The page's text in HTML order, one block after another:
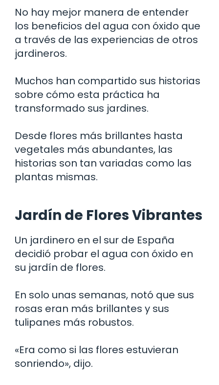
No hay mejor manera de entender
los beneficios del agua con óxido que
a través de las experiencias de otros
jardineros.
Muchos han compartido sus historias
sobre cómo esta práctica ha
transformado sus jardines.
Desde flores más brillantes hasta
vegetales más abundantes, las
historias son tan variadas como las
plantas mismas.
Jardín de Flores Vibrantes
Un jardinero en el sur de España
decidió probar el agua con óxido en
su jardín de flores.
En solo unas semanas, notó que sus
rosas eran más brillantes y sus
tulipanes más robustos.
«Era como si las flores estuvieran
sonriendo», dijo.